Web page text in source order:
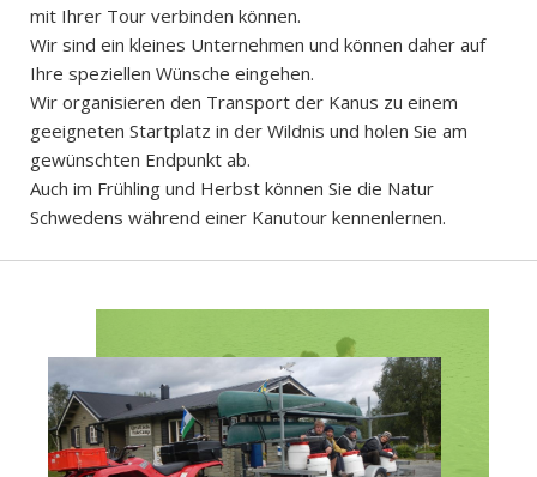
mit Ihrer Tour verbinden können.
Wir sind ein kleines Unternehmen und können daher auf
Ihre speziellen Wünsche eingehen.
Wir organisieren den Transport der Kanus zu einem
geeigneten Startplatz in der Wildnis und holen Sie am
gewünschten Endpunkt ab.
Auch im Frühling und Herbst können Sie die Natur
Schwedens während einer Kanutour kennenlernen.